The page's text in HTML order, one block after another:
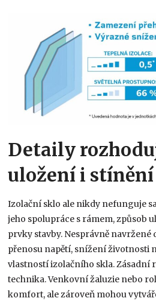
Detaily
uložení i stínění
Izolační sklo ale nikdy nefunguje
jeho spolupráce s rámem, způsob
prvky stavby. Nesprávně navržené
přenosu napětí, snížení životnosti
vlastností izolačního skla. Zásadní
technika. Venkovní žaluzie nebo
komfort, ale zároveň mohou